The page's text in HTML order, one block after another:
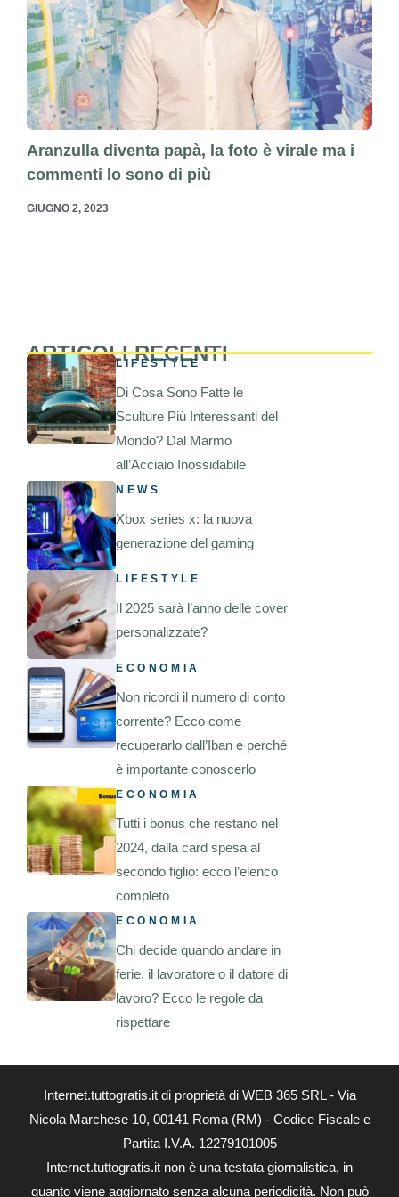
Aranzulla diventa papà, la foto è virale ma i
commenti lo sono di più
GIUGNO 2, 2023
ARTICOLI RECENTI
LIFESTYLE
Di Cosa Sono Fatte le
Sculture Più Interessanti del
Mondo? Dal Marmo
all’Acciaio Inossidabile
NEWS
Xbox series x: la nuova
generazione del gaming
LIFESTYLE
Il 2025 sarà l’anno delle cover
personalizzate?
ECONOMIA
Non ricordi il numero di conto
corrente? Ecco come
recuperarlo dall’Iban e perché
è importante conoscerlo
ECONOMIA
Tutti i bonus che restano nel
2024, dalla card spesa al
secondo figlio: ecco l’elenco
completo
ECONOMIA
Chi decide quando andare in
ferie, il lavoratore o il datore di
lavoro? Ecco le regole da
rispettare
Internet.tuttogratis.it di proprietà di WEB 365 SRL - Via
Nicola Marchese 10, 00141 Roma (RM) - Codice Fiscale e
Partita I.V.A. 12279101005
Internet.tuttogratis.it non è una testata giornalistica, in
quanto viene aggiornato senza alcuna periodicità. Non può